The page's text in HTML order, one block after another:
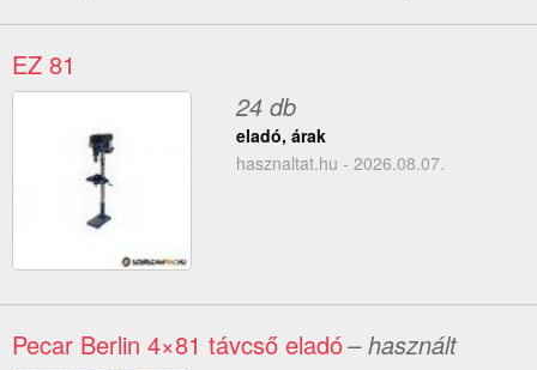
EZ 81
24 db
eladó, árak
hasznaltat.hu - 2026.08.07.
Pecar Berlin 4×81 távcső eladó– használt